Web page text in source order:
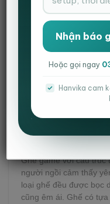
Ghế game giá rẻ
một chiếc ghế văn
Ghế game với cấu trúc
người ngồi cảm thấy
loại ghế đều được bọc
cũng êm ái. Ghế có
Hoặc gọi ngay
Hanvika cam